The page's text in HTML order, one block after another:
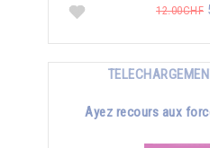
12.00CHF
Ayez recours aux